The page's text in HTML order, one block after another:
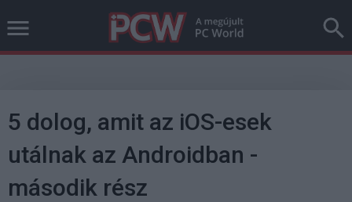
5 dolog, amit az iOS-esek
utálnak az Androidban -
második rész